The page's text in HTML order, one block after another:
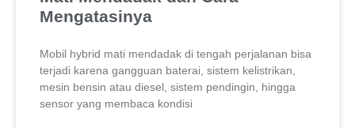
Mengatasinya
Mobil hybrid mati mendadak di tengah perjalanan bisa
terjadi karena gangguan baterai, sistem kelistrikan,
mesin bensin atau diesel, sistem pendingin, hingga
sensor yang membaca kondisi